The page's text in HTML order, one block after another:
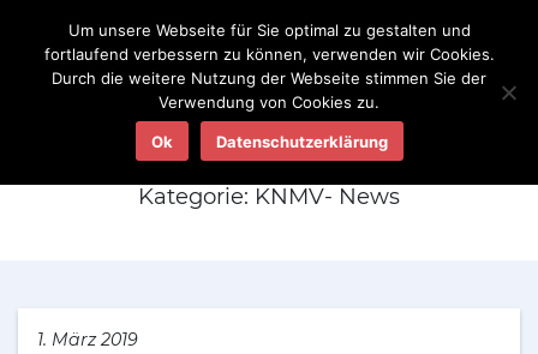
Aktuelles
Kategorie: KNMV- News
1. März 2019
Um unsere Webseite für Sie optimal zu gestalten und
fortlaufend verbessern zu können, verwenden wir Cookies.
Durch die weitere Nutzung der Webseite stimmen Sie der
Verwendung von Cookies zu.
Ok Datenschutzerklärung